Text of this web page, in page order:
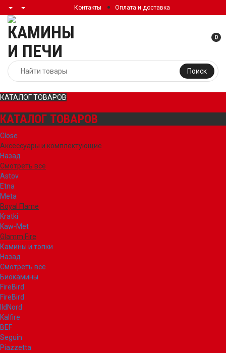
Контакты Оплата и доставка
Поиск
0
КАТАЛОГ ТОВАРОВ
КАТАЛОГ ТОВАРОВ
Close
Аксессуары и комплектующие
Назад
Смотреть все
Astov
Etna
Meta
Royal Flame
Kratki
Kaw-Met
Glamm Fire
Камины и топки
Назад
Смотреть все
Биокамины
FireBird
FireBird
IldNord
Kalfire
BEF
Seguin
Piazzetta